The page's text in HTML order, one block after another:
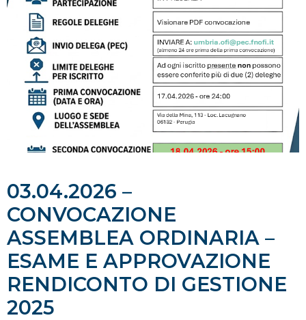
03.04.2026 –
CONVOCAZIONE
ASSEMBLEA ORDINARIA –
ESAME E APPROVAZIONE
RENDICONTO DI GESTIONE
2025